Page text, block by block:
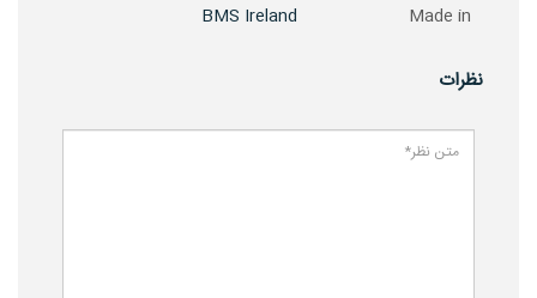
Made in
BMS Ireland
نظرات